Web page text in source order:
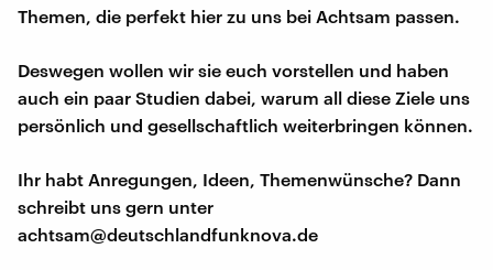
Themen, die perfekt hier zu uns bei Achtsam passen.
Deswegen wollen wir sie euch vorstellen und haben
auch ein paar Studien dabei, warum all diese Ziele uns
persönlich und gesellschaftlich weiterbringen können.
Ihr habt Anregungen, Ideen, Themenwünsche? Dann
schreibt uns gern unter
achtsam@deutschlandfunknova.de